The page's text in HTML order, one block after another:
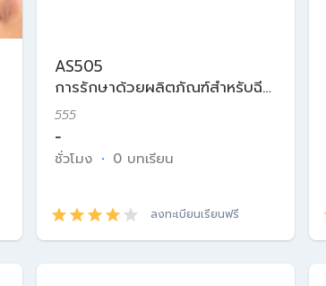
AS505
การรักษาด้วยผลิตภัณฑ์สำหรับฉีด
ในเวชศาสตร์ความงาม
555
-
ชั่วโมง · 0 บทเรียน
ลงทะเบียนเรียนฟรี